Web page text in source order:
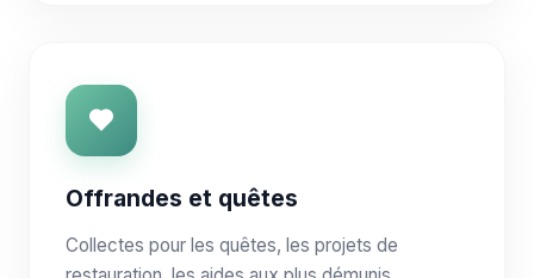
Offrandes et quêtes
Collectes pour les quêtes, les projets de